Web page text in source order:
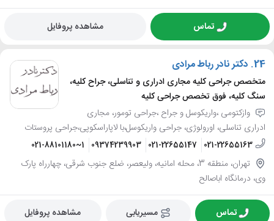
تماس مشاهده پروفایل
24. دکتر نادر رباط مرادی
متخصص جراحی کلیه مجاری ادراری و تناسلی، جراح کلیه،
سنگ کلیه، فوق تخصص جراحی کلیه
وازکتومی ،واریکوسل و جراح ،جراحی تومور، مجاری
ادراری تناسلی، اورولوژی، جراحی واریکوسل،با لاپاراسکوپی،جراحی پروستات
021-22655163
021-22655147
09374239903
021-88101180~1
تهران، منطقه 3، محله امانیه، ولیعصر، ضلع جنوب شرقی، چهارراه پارک
وی، درمانگاه اباصالح
تماس مسیریابی مشاهده پروفایل